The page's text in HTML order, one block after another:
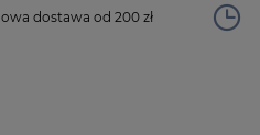
dostawa od 200 zł